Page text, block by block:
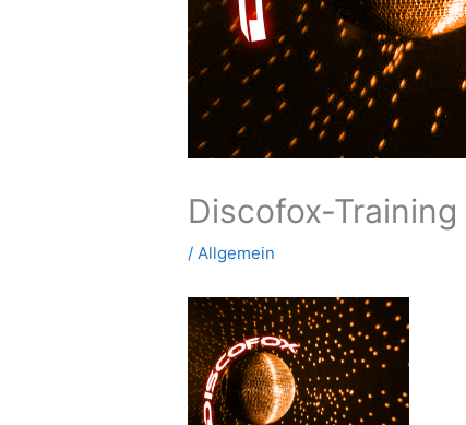
Discofox-
/ Allgemein